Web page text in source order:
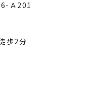
Ａ201
歩2分